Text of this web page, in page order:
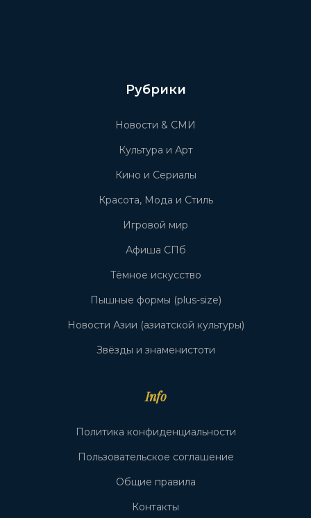
Рубрики
Новости & СМИ
Культура и Арт
Кино и Сериалы
Красота, Мода и Стиль
Игровой мир
Афиша СПб
Тёмное искусство
Пышные формы (plus-size)
Новости Азии (азиатской культуры)
Звёзды и знаменистоти
Info
Политика конфиденциальности
Пользовательское соглашение
Общие правила
Контакты